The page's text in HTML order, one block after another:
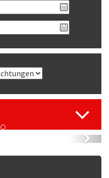
© Mecklenburger RadtourNext